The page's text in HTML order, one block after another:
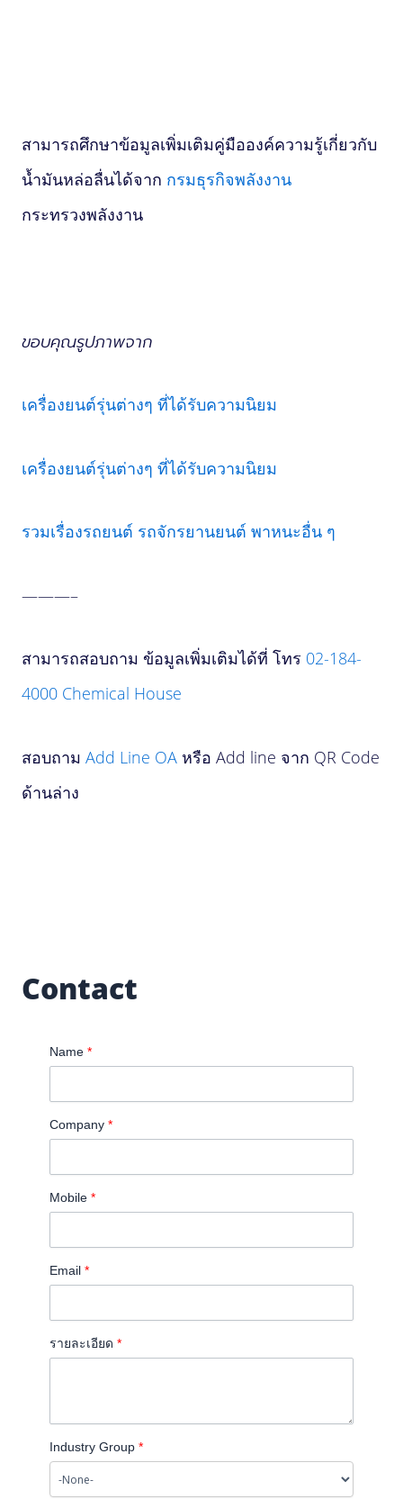
สามารถศึกษาข้อมูลเพิ่มเติมคู่มือองค์ความรู้เกี่ยวกับ
น้ำมันหล่อลื่นได้จาก กรมธุรกิจพลังงาน
กระทรวงพลังงาน
ขอบคุณรูปภาพจาก
เครื่องยนต์รุ่นต่างๆ ที่ได้รับความนิยม
เครื่องยนต์รุ่นต่างๆ ที่ได้รับความนิยม
รวมเรื่องรถยนต์ รถจักรยานยนต์ พาหนะอื่น ๆ
———–
สามารถสอบถาม ข้อมูลเพิ่มเติมได้ที่ โทร 02-184-
4000 Chemical House
สอบถาม Add Line OA หรือ Add line จาก QR Code
ด้านล่าง
Contact
Name *
Company *
Mobile *
Email *
รายละเอียด *
Industry Group *